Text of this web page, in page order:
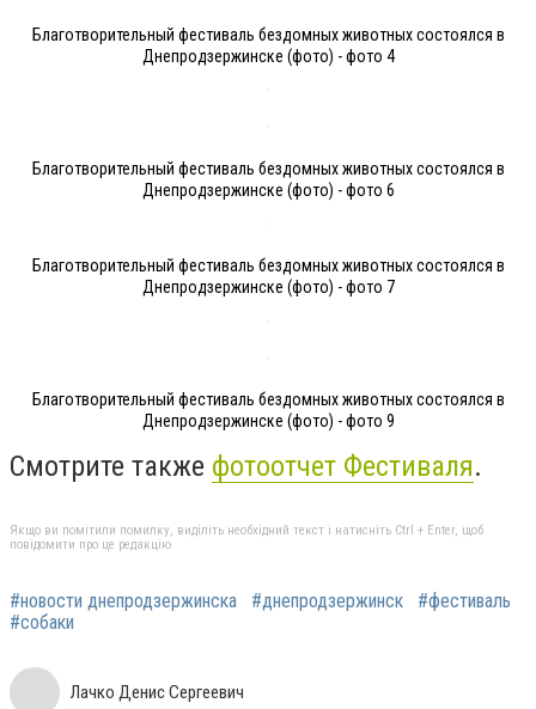
Благотворительный фестиваль бездомных животных состоялся в
Днепродзержинске (фото) - фото 4
Благотворительный фестиваль бездомных животных состоялся в
Днепродзержинске (фото) - фото 6
Благотворительный фестиваль бездомных животных состоялся в
Днепродзержинске (фото) - фото 7
Благотворительный фестиваль бездомных животных состоялся в
Днепродзержинске (фото) - фото 9
Смотрите также фотоотчет Фестиваля.
Якщо ви помітили помилку, виділіть необхідний текст і натисніть Ctrl + Enter, щоб
повідомити про це редакцію
#новости днепродзержинска #днепродзержинск
#фестиваль
#собаки
Лачко Денис Сергеевич